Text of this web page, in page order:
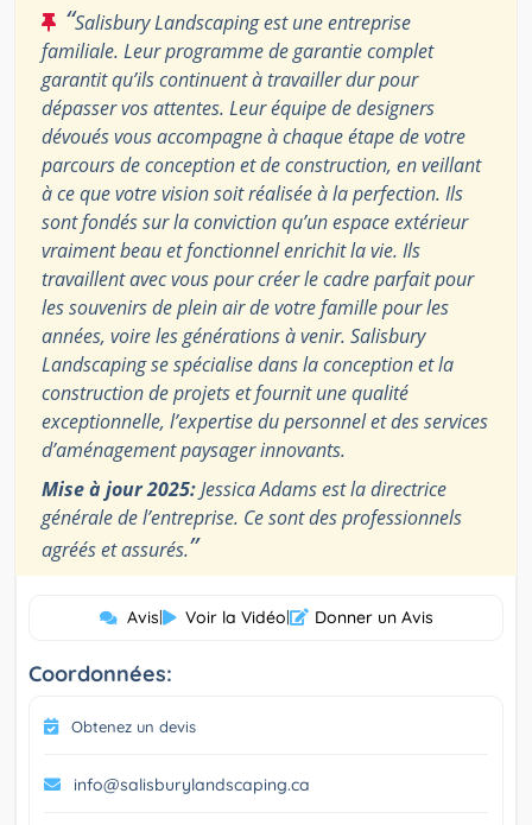
“Salisbury Landscaping est une entreprise
familiale. Leur programme de garantie complet
garantit qu’ils continuent à travailler dur pour
dépasser vos attentes. Leur équipe de designers
dévoués vous accompagne à chaque étape de votre
parcours de conception et de construction, en veillant
à ce que votre vision soit réalisée à la perfection. Ils
sont fondés sur la conviction qu’un espace extérieur
vraiment beau et fonctionnel enrichit la vie. Ils
travaillent avec vous pour créer le cadre parfait pour
les souvenirs de plein air de votre famille pour les
années, voire les générations à venir. Salisbury
Landscaping se spécialise dans la conception et la
construction de projets et fournit une qualité
exceptionnelle, l’expertise du personnel et des services
d’aménagement paysager innovants.
Mise à jour 2025:Jessica Adams est la directrice
générale de l’entreprise. Ce sont des professionnels
agréés et assurés.”
Avis| Voir la Vidéo| Donner un Avis
Coordonnées:
Obtenez un devis
info@salisburylandscaping.ca